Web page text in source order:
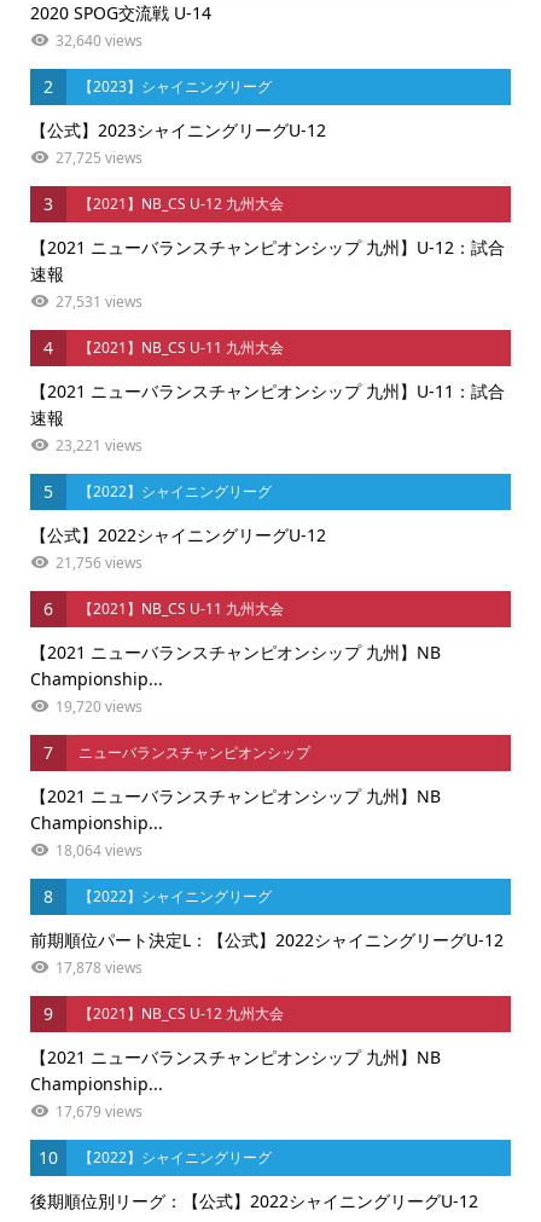
2020 SPOG交流戦 U-14
32,640 views
2 【2023】シャイニングリーグ
【公式】2023シャイニングリーグU-12
27,725 views
3 【2021】NB_CS U-12 九州大会
【2021 ニューバランスチャンピオンシップ 九州】U-12：試合
速報
27,531 views
4 【2021】NB_CS U-11 九州大会
【2021 ニューバランスチャンピオンシップ 九州】U-11：試合
速報
23,221 views
5 【2022】シャイニングリーグ
【公式】2022シャイニングリーグU-12
21,756 views
6 【2021】NB_CS U-11 九州大会
【2021 ニューバランスチャンピオンシップ 九州】NB
Championship...
19,720 views
7 ニューバランスチャンピオンシップ
【2021 ニューバランスチャンピオンシップ 九州】NB
Championship...
18,064 views
8 【2022】シャイニングリーグ
前期順位パート決定L：【公式】2022シャイニングリーグU-12
17,878 views
9 【2021】NB_CS U-12 九州大会
【2021 ニューバランスチャンピオンシップ 九州】NB
Championship...
17,679 views
10 【2022】シャイニングリーグ
後期順位別リーグ：【公式】2022シャイニングリーグU-12